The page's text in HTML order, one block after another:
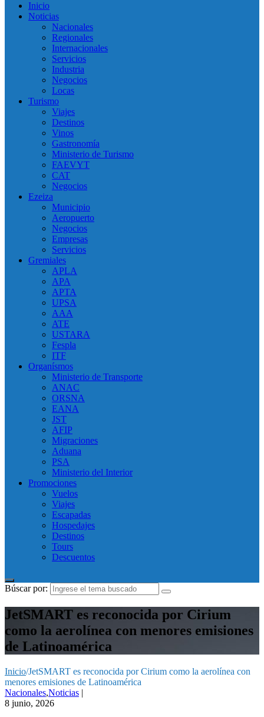
Inicio
Noticias
Nacionales
Regionales
Internacionales
Servicios
Industria
Negocios
Locas
Turismo
Viajes
Destinos
Vinos
Gastronomía
Ministerio de Turismo
FAEVYT
CAT
Negocios
Ezeiza
Municipio
Aeropuerto
Negocios
Empresas
Servicios
Gremiales
APLA
APA
APTA
UPSA
AAA
ATE
USTARA
Fespla
ITF
Organísmos
Ministerio de Transporte
ANAC
ORSNA
EANA
JST
AFIP
Migraciones
Aduana
PSA
Ministerio del Interior
Promociones
Vuelos
Viajes
Escapadas
Hospedajes
Destinos
Tours
Descuentos
Búscar por:
JetSMART es reconocida por Cirium
como la aerolínea con menores emisiones
de Latinoamérica
Inicio/JetSMART es reconocida por Cirium como la aerolínea con
menores emisiones de Latinoamérica
Nacionales,Noticias |
8 junio, 2026